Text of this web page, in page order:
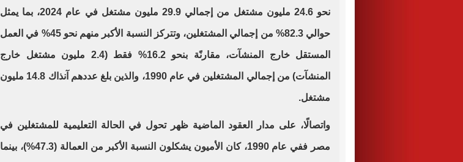
نحو 24.6 مليون مشتغل من إجمالي 29.9 مليون مشتغل في عام 2024، بما يمثل
حوالي 82.3% من إجمالي المشتغلين، وتتركز النسبة الأكبر منهم نحو 45% في العمل
المستقل خارج المنشآت، مقارنًة بنحو 16.2% فقط (2.4 مليون مشتغل خارج
المنشآت) من إجمالي المشتغلين في عام 1990، والذين بلغ عددهم آنذاك 14.8 مليون
مشتغل.
واتصالًا، على مدار العقود الماضية ظهر تحول في الحالة التعليمية للمشتغلين في
مصر ففي عام 1990، كان الأميون يشكلون النسبة الأكبر من العمالة (47.3%)، بينما